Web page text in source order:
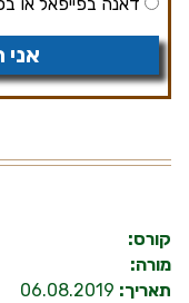
אני
קורס:
מורה:
תאריך: